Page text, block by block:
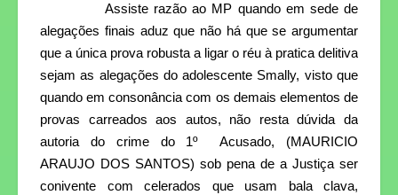
Assiste razão ao MP quando em sede de
alegações finais aduz que não há que se argumentar
que a única prova robusta a ligar o réu à pratica delitiva
sejam as alegações do adolescente Smally, visto que
quando em consonância com os demais elementos de
provas carreados aos autos, não resta dúvida da
autoria do crime do 1º
Acusado, (MAURICIO
ARAUJO DOS SANTOS) sob pena de a Justiça ser
conivente com celerados que usam bala clava,